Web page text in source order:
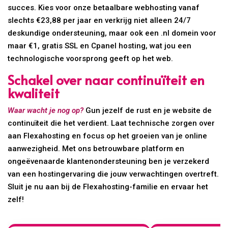
succes. Kies voor onze betaalbare webhosting vanaf
slechts €23,88 per jaar en verkrijg niet alleen 24/7
deskundige ondersteuning, maar ook een .nl domein voor
maar €1, gratis SSL en Cpanel hosting, wat jou een
technologische voorsprong geeft op het web.
Schakel over naar continuïteit en
kwaliteit
Waar wacht je nog op?Gun jezelf de rust en je website de
continuïteit die het verdient. Laat technische zorgen over
aan Flexahosting en focus op het groeien van je online
aanwezigheid. Met ons betrouwbare platform en
ongeëvenaarde klantenondersteuning ben je verzekerd
van een hostingervaring die jouw verwachtingen overtreft.
Sluit je nu aan bij de Flexahosting-familie en ervaar het
zelf!